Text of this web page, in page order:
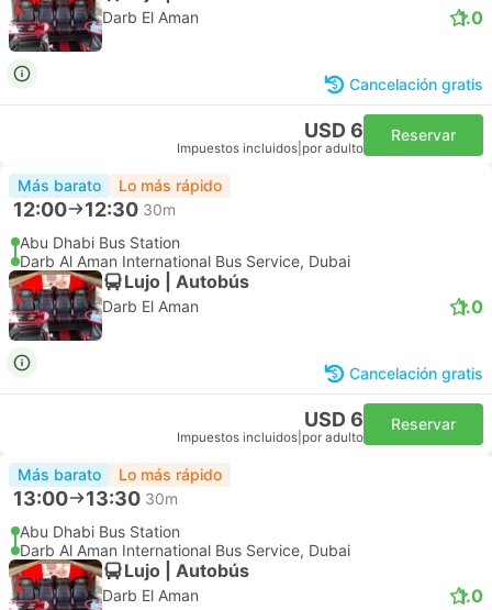
Darb El Aman 1.0
Cancelación gratis
USD 6
Impuestos incluidos por adulto
Reservar
Más barato Lo más rápido
12:00 12:30 30m
Abu Dhabi Bus Station
Darb Al Aman International Bus Service, Dubai
Lujo | Autobús
Darb El Aman 1.0
Cancelación gratis
USD 6
Impuestos incluidos por adulto
Reservar
Más barato Lo más rápido
13:00 13:30 30m
Abu Dhabi Bus Station
Darb Al Aman International Bus Service, Dubai
Lujo | Autobús
Darb El Aman 1.0